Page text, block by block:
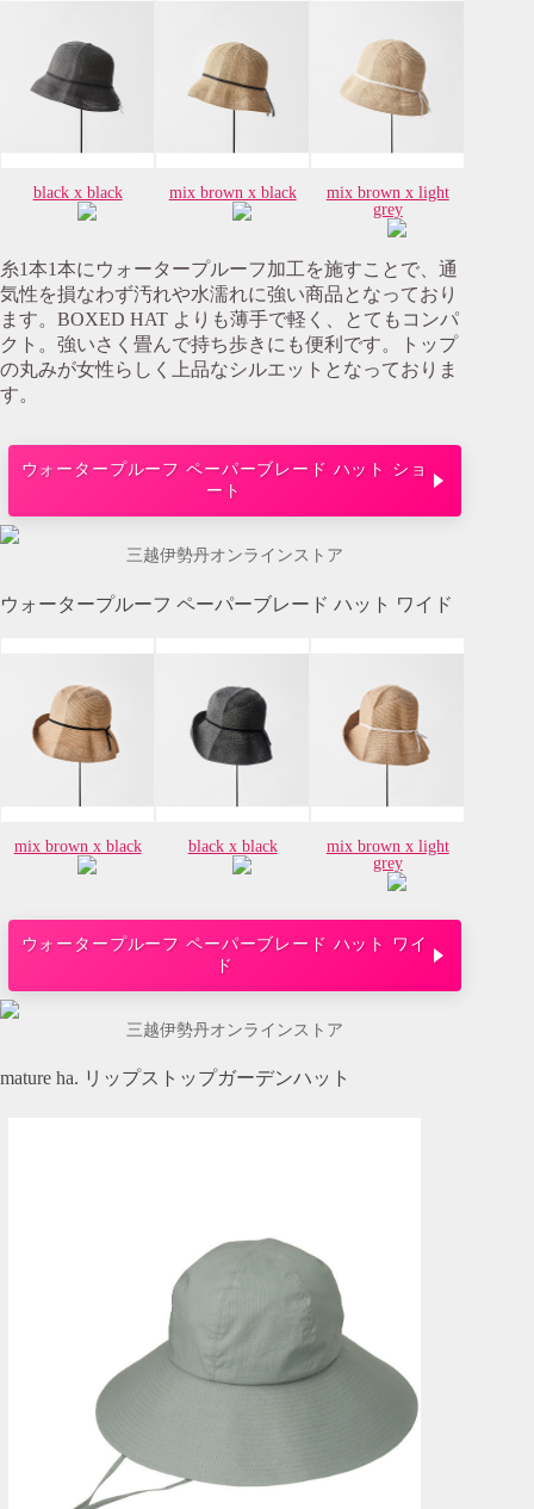
black x black mix brown x black
mix brown x light
grey
糸1本1本にウォータープルーフ加工を施すことで、通
気性を損なわず汚れや水濡れに強い商品となっており
ます。BOXED HAT よりも薄手で軽く、とてもコンパ
クト。強いさく畳んで持ち歩きにも便利です。トップ
の丸みが女性らしく上品なシルエットとなっておりま
す。
ウォータープルーフ ペーパーブレード ハット ショ
ート
三越伊勢丹オンラインストア
ウォータープルーフ ペーパーブレード ハット ワイド
mix brown x black black x black
mix brown x light
grey
ウォータープルーフ ペーパーブレード ハット ワイ
ド
三越伊勢丹オンラインストア
mature ha. リップストップガーデンハット